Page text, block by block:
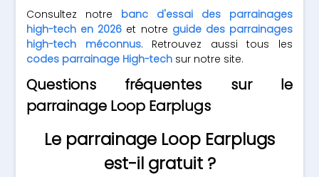
Consultez notre banc d'essai des parrainages
high-tech en 2026 et notre guide des parrainages
high-tech méconnus. Retrouvez aussi tous les
codes parrainage High-tech sur notre site.
Questions fréquentes sur le
parrainage Loop Earplugs
Le parrainage Loop Earplugs
est-il gratuit ?